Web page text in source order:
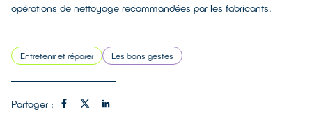
opérations de nettoyage recommandées par les fabricants.
Entretenir et réparer Les bons gestes
Partager :